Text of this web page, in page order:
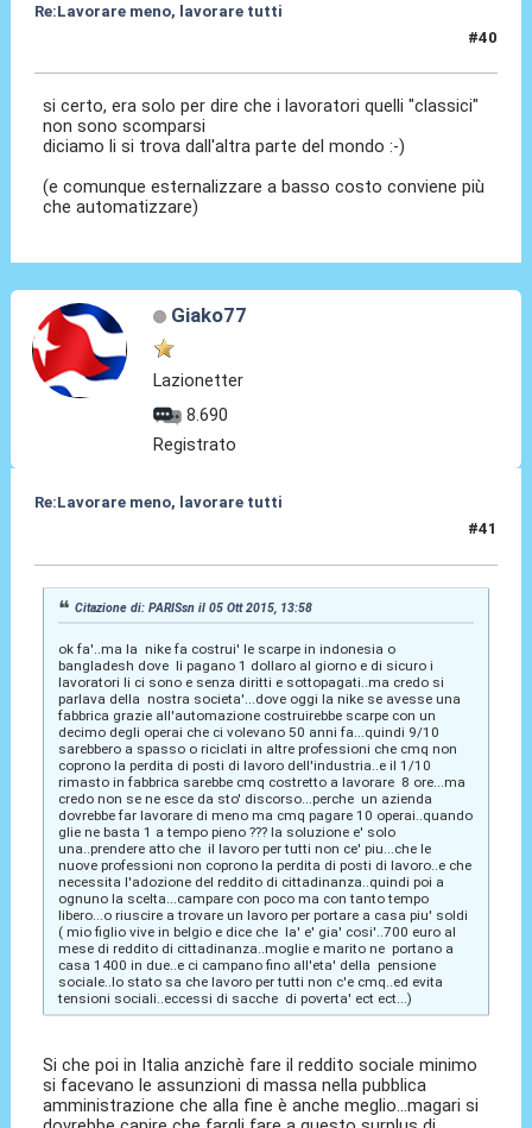
Re:Lavorare meno, lavorare tutti
#40
si certo, era solo per dire che i lavoratori quelli "classici"
non sono scomparsi
diciamo li si trova dall'altra parte del mondo :-)
(e comunque esternalizzare a basso costo conviene più
che automatizzare)
Giako77
Lazionetter
8.690
Registrato
Re:Lavorare meno, lavorare tutti
#41
Citazione di: PARISsn il 05 Ott 2015, 13:58
ok fa'..ma la nike fa costrui' le scarpe in indonesia o
bangladesh dove li pagano 1 dollaro al giorno e di sicuro i
lavoratori li ci sono e senza diritti e sottopagati..ma credo si
parlava della nostra societa'...dove oggi la nike se avesse una
fabbrica grazie all'automazione costruirebbe scarpe con un
decimo degli operai che ci volevano 50 anni fa...quindi 9/10
sarebbero a spasso o riciclati in altre professioni che cmq non
coprono la perdita di posti di lavoro dell'industria..e il 1/10
rimasto in fabbrica sarebbe cmq costretto a lavorare 8 ore...ma
credo non se ne esce da sto' discorso...perche un azienda
dovrebbe far lavorare di meno ma cmq pagare 10 operai..quando
glie ne basta 1 a tempo pieno ??? la soluzione e' solo
una..prendere atto che il lavoro per tutti non ce' piu...che le
nuove professioni non coprono la perdita di posti di lavoro..e che
necessita l'adozione del reddito di cittadinanza..quindi poi a
ognuno la scelta...campare con poco ma con tanto tempo
libero...o riuscire a trovare un lavoro per portare a casa piu' soldi
( mio figlio vive in belgio e dice che la' e' gia' cosi'..700 euro al
mese di reddito di cittadinanza..moglie e marito ne portano a
casa 1400 in due..e ci campano fino all'eta' della pensione
sociale..lo stato sa che lavoro per tutti non c'e cmq..ed evita
tensioni sociali..eccessi di sacche di poverta' ect ect...)
Si che poi in Italia anzichè fare il reddito sociale minimo
si facevano le assunzioni di massa nella pubblica
amministrazione che alla fine è anche meglio...magari si